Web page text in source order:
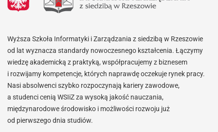
Wyższa Szkoła Informatyki i Zarządzania z siedzibą w Rzeszowie
od lat wyznacza standardy nowoczesnego kształcenia. Łączymy
wiedzę akademicką z praktyką, współpracujemy z biznesem
i rozwijamy kompetencje, których naprawdę oczekuje rynek pracy.
Nasi absolwenci szybko rozpoczynają kariery zawodowe,
a studenci cenią WSIiZ za wysoką jakość nauczania,
międzynarodowe środowisko i możliwości rozwoju już
od pierwszego dnia studiów.